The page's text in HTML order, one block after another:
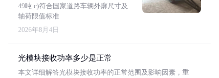
49吨 c)符合国家道路车辆外廓尺寸及
轴荷限值标准
2026年8月4日
光模块接收功率多少是正常
本文详细解答光模块接收功率的正常范围及影响因素，重